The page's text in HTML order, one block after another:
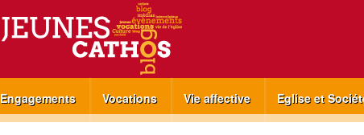
Engagements Vocations Vie affective Eglise et